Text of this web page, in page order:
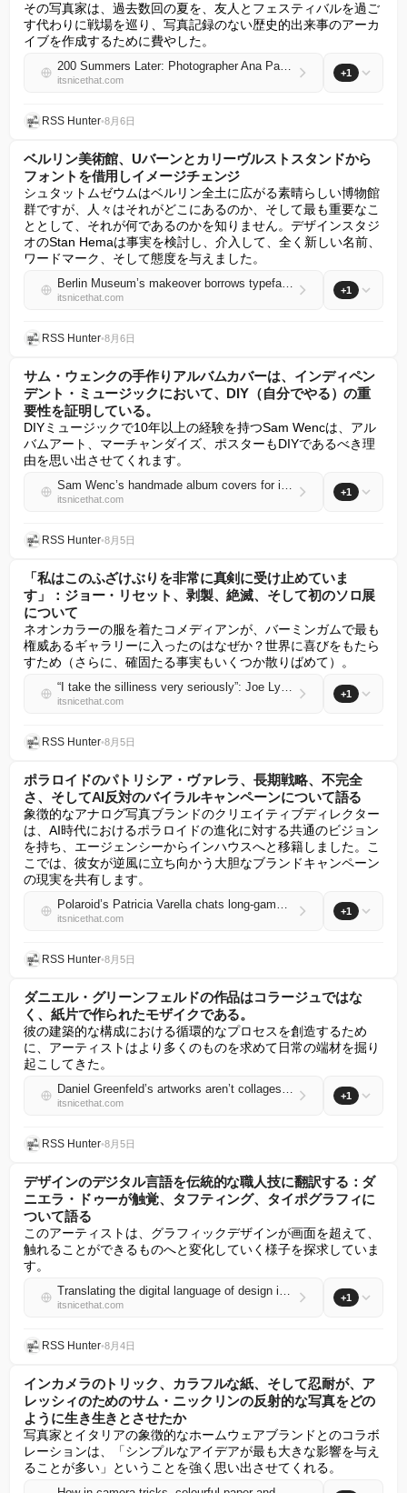
その写真家は、過去数回の夏を、友人とフェスティバルを過ご
す代わりに戦場を巡り、写真記録のない歴史的出来事のアーカ
イブを作成するために費やした。
200 Summers Later: Photographer Ana Paganini uncovers bloodless beauty at reenactments of history’s most iconic battles
itsnicethat.com
+1
RSS Hunter•8月6日
ベルリン美術館、Uバーンとカリーヴルストスタンドから
フォントを借用しイメージチェンジ
シュタットムゼウムはベルリン全土に広がる素晴らしい博物館
群ですが、人々はそれがどこにあるのか、そして最も重要なこ
ととして、それが何であるのかを知りません。デザインスタジ
オのStan Hemaは事実を検討し、介入して、全く新しい名前、
ワードマーク、そして態度を与えました。
Berlin Museum’s makeover borrows typefaces from the U-Bahn and currywurst stands
itsnicethat.com
+1
RSS Hunter•8月6日
サム・ウェンクの手作りアルバムカバーは、インディペン
デント・ミュージックにおいて、DIY（自分でやる）の重
要性を証明している。
DIYミュージックで10年以上の経験を持つSam Wencは、アル
バムアート、マーチャンダイズ、ポスターもDIYであるべき理
由を思い出させてくれます。
Sam Wenc’s handmade album covers for independent music prove the importance of doing it yourself
itsnicethat.com
+1
RSS Hunter•8月5日
「私はこのふざけぶりを非常に真剣に受け止めていま
す」：ジョー・リセット、剥製、絶滅、そして初のソロ展
について
ネオンカラーの服を着たコメディアンが、バーミンガムで最も
権威あるギャラリーに入ったのはなぜか？世界に喜びをもたら
すため（さらに、確固たる事実もいくつか散りばめて）。
“I take the silliness very seriously”: Joe Lycett on taxidermy, extinction and his debut solo exhibition
itsnicethat.com
+1
RSS Hunter•8月5日
ポラロイドのパトリシア・ヴァレラ、長期戦略、不完全
さ、そしてAI反対のバイラルキャンペーンについて語る
象徴的なアナログ写真ブランドのクリエイティブディレクター
は、AI時代におけるポラロイドの進化に対する共通のビジョン
を持ち、エージェンシーからインハウスへと移籍しました。こ
こでは、彼女が逆風に立ち向かう大胆なブランドキャンペーン
の現実を共有します。
Polaroid’s Patricia Varella chats long-game strategies, imperfection and that anti-AI viral campaign
itsnicethat.com
+1
RSS Hunter•8月5日
ダニエル・グリーンフェルドの作品はコラージュではな
く、紙片で作られたモザイクである。
彼の建築的な構成における循環的なプロセスを創造するため
に、アーティストはより多くのものを求めて日常の端材を掘り
起こしてきた。
Daniel Greenfeld’s artworks aren’t collages, they’re mosaics made of paper scraps
itsnicethat.com
+1
RSS Hunter•8月5日
デザインのデジタル言語を伝統的な職人技に翻訳する：ダ
ニエラ・ドゥーが触覚、タフティング、タイポグラフィに
ついて語る
このアーティストは、グラフィックデザインが画面を超えて、
触れることができるものへと変化していく様子を探求していま
す。
Translating the digital language of design into traditional craft: Daniela Doe on tactility, tufting and typography
itsnicethat.com
+1
RSS Hunter•8月4日
インカメラのトリック、カラフルな紙、そして忍耐が、ア
レッシィのためのサム・ニックリンの反射的な写真をどの
ように生き生きとさせたか
写真家とイタリアの象徴的なホームウェアブランドとのコラボ
レーションは、「シンプルなアイデアが最も大きな影響を与え
ることが多い」ということを強く思い出させてくれる。